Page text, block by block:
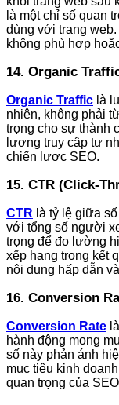
là một chỉ số quan
dùng với trang
không phù hợp
14. Organic
Organic Traffic là
nhiên, không phải
trọng cho sự thành
lượng truy cập tự
chiến lược SEO.
15. CTR (Click-
CTR là tỷ lệ giữa
với tổng số người
trọng để đo lường
xếp hạng trong kết
nội dung hấp dẫn
16. Conversion
Conversion Rate
hành động mong
số này phản ánh
mục tiêu kinh
quan trọng của